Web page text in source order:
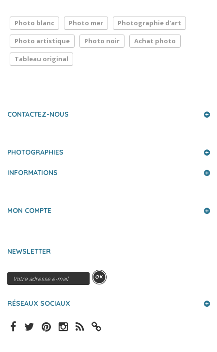
Photo blanc Photo mer Photographie d'art
Photo artistique Photo noir Achat photo
Tableau original
CONTACTEZ-NOUS
PHOTOGRAPHIES
INFORMATIONS
MON COMPTE
NEWSLETTER
OK
RÉSEAUX SOCIAUX